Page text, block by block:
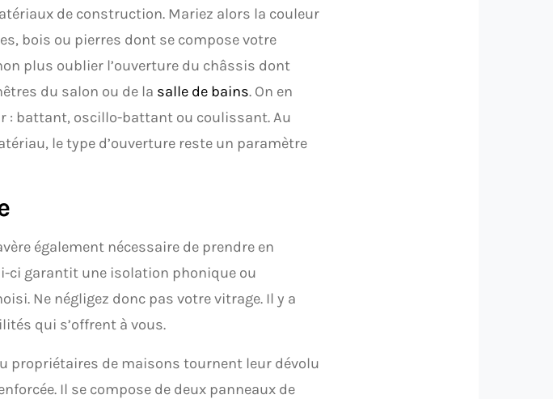
de construction. Mariez alors la couleur
bois ou pierres dont se compose votre
plus oublier l’ouverture du châssis dont
du salon ou de la salle de bains. On en
: battant, oscillo-battant ou coulissant. Au
le type d’ouverture reste un paramètre
également nécessaire de prendre en
ci garantit une isolation phonique ou
Ne négligez donc pas votre vitrage. Il y a
qui s’offrent à vous.
propriétaires de maisons tournent leur dévolu
Il se compose de deux panneaux de